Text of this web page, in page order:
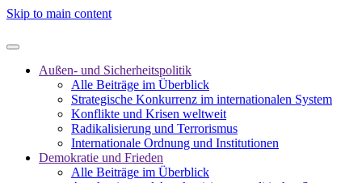
Skip to main content
Außen- und Sicherheitspolitik
Alle Beiträge im Überblick
Strategische Konkurrenz im internationalen System
Konflikte und Krisen weltweit
Radikalisierung und Terrorismus
Internationale Ordnung und Institutionen
Demokratie und Frieden
Alle Beiträge im Überblick